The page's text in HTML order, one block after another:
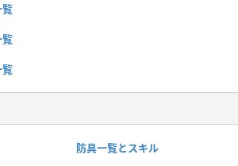
覧
覧
覧
防具一覧とスキル